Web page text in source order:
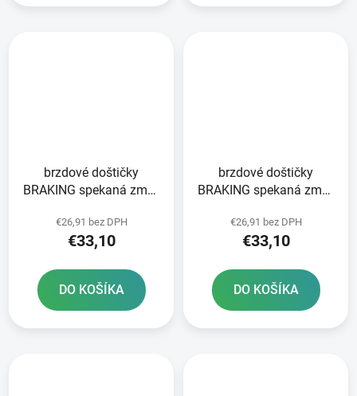
brzdové doštičky
BRAKING spekaná zmes
€26,91 bez DPH
€33,10
DO KOŠÍKA
brzdové doštičky
BRAKING spekaná zmes
€26,91 bez DPH
€33,10
DO KOŠÍKA